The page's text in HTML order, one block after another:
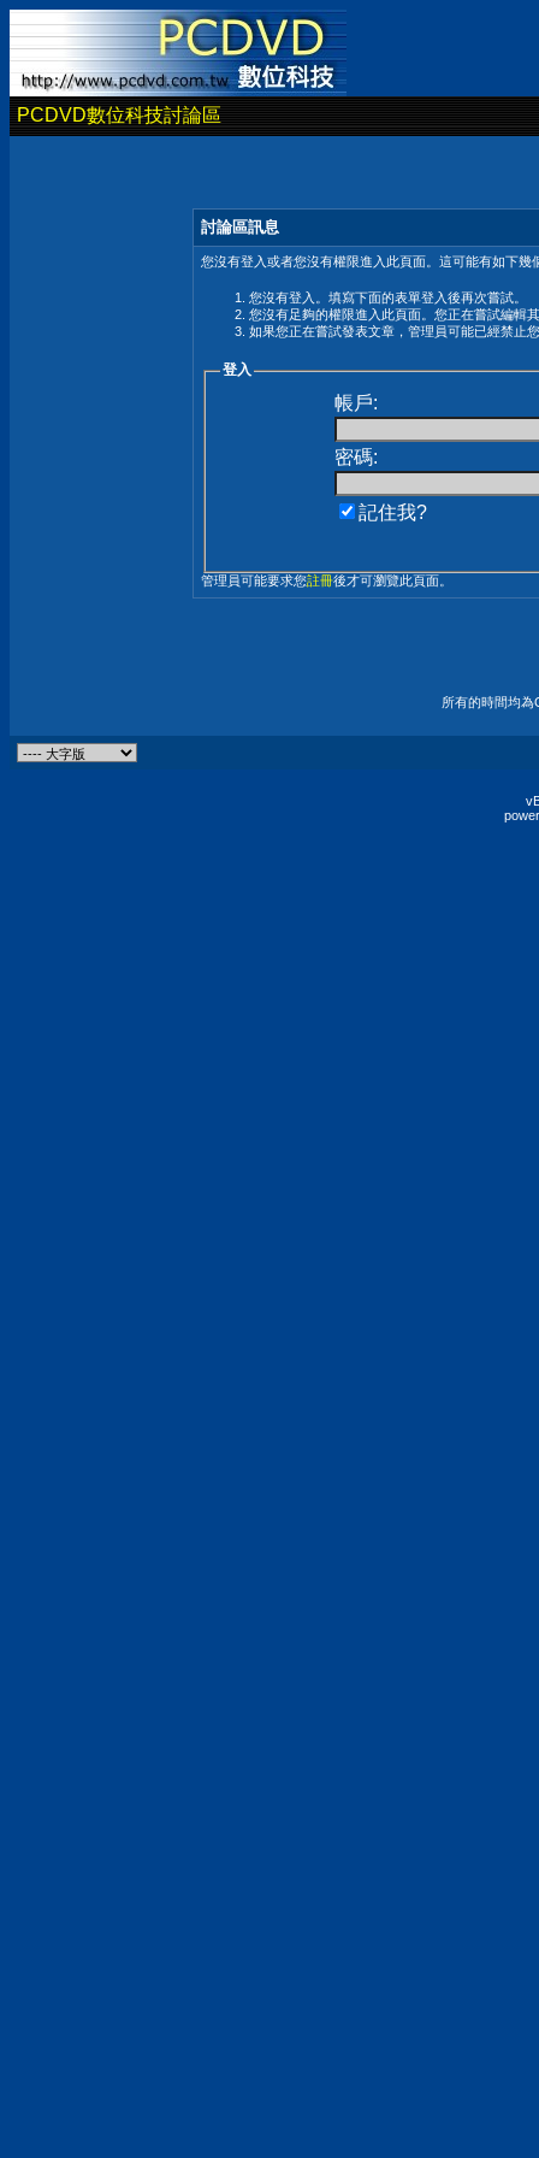
PCDVD數位科技討論區
討論區訊息
您沒有登入或者您沒有權限進入此頁面。這可能有如下幾
您沒有登入。填寫下面的表單登入後再次嘗試。
您沒有足夠的權限進入此頁面。您正在嘗試編輯
如果您正在嘗試發表文章，管理員可能已經禁止
登入
帳戶:
密碼:
記住我?
管理員可能要求您註冊後才可瀏覽此頁面。
所有的時間均為